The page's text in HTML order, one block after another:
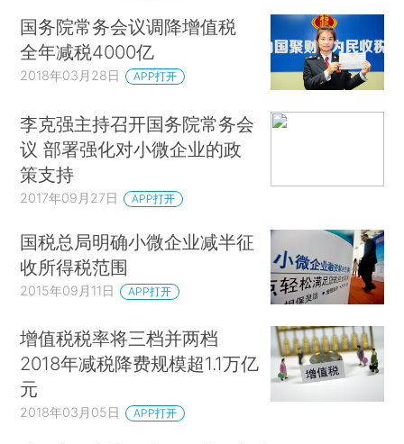
国务院常务会议调降增值税
全年减税4000亿
2018年03月28日 APP打开
李克强主持召开国务院常务会
议 部署强化对小微企业的政
策支持
2017年09月27日 APP打开
国税总局明确小微企业减半征
收所得税范围
2015年09月11日 APP打开
增值税税率将三档并两档
2018年减税降费规模超1.1万亿
元
2018年03月05日 APP打开